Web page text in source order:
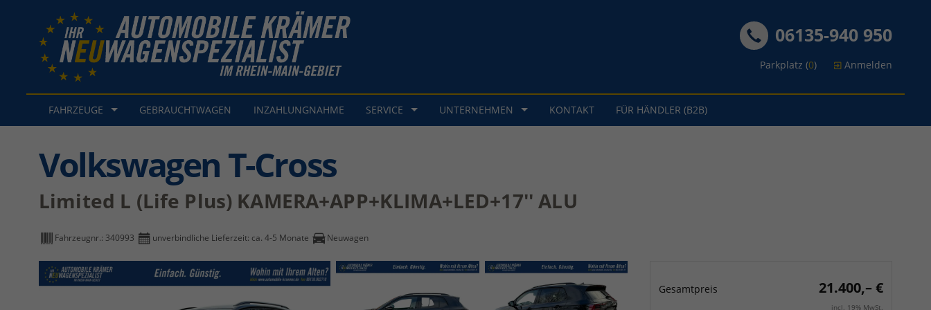
06135-940 950
Parkplatz (0) Anmelden
FAHRZEUGE GEBRAUCHTWAGEN INZAHLUNGNAHME SERVICE UNTERNEHMEN KONTAKT FÜR HÄNDLER (B2B)
Volkswagen T-Cross
Limited L (Life Plus) KAMERA+APP+KLIMA+LED+17'' ALU
Fahrzeugnr.: 340993 unverbindliche Lieferzeit: ca. 4-5 Monate Neuwagen
Gesamtpreis 21.400,– €
incl. 19% MwSt.